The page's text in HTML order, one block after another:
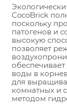
CocoBrick
поскольку
патогенов и
высокую
позволяет
воды в
для
комнатных и
методом